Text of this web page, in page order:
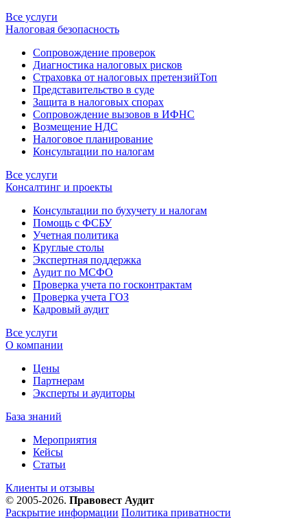
Все услуги
Налоговая безопасность
Сопровождение проверок
Диагностика налоговых рисков
Страховка от налоговых претензийТоп
Представительство в суде
Защита в налоговых спорах
Сопровождение вызовов в ИФНС
Возмещение НДС
Налоговое планирование
Консультации по налогам
Все услуги
Консалтинг и проекты
Консультации по бухучету и налогам
Помощь с ФСБУ
Учетная политика
Круглые столы
Экспертная поддержка
Аудит по МСФО
Проверка учета по госконтрактам
Проверка учета ГОЗ
Кадровый аудит
Все услуги
О компании
Цены
Партнерам
Эксперты и аудиторы
База знаний
Мероприятия
Кейсы
Статьи
Клиенты и отзывы
© 2005-2026. Правовест Аудит
Раскрытие информации Политика приватности